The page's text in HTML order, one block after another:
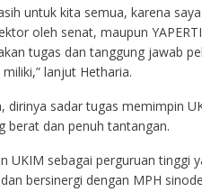
untuk kita semua, karena
oleh senat, maupun
tugas dan tanggung jawab
lanjut Hetharia.
dirinya sadar tugas memimpin
berat dan penuh tantangan.
UKIM sebagai perguruan tinggi
bersinergi dengan MPH